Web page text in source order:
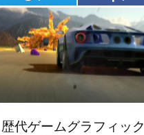
歴代ゲームグラフィック